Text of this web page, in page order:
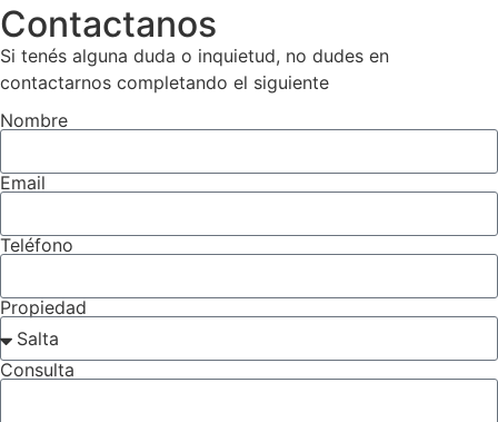
Contactanos
Si tenés alguna duda o inquietud, no dudes en
contactarnos completando el siguiente
Nombre
Email
Teléfono
Propiedad
Consulta